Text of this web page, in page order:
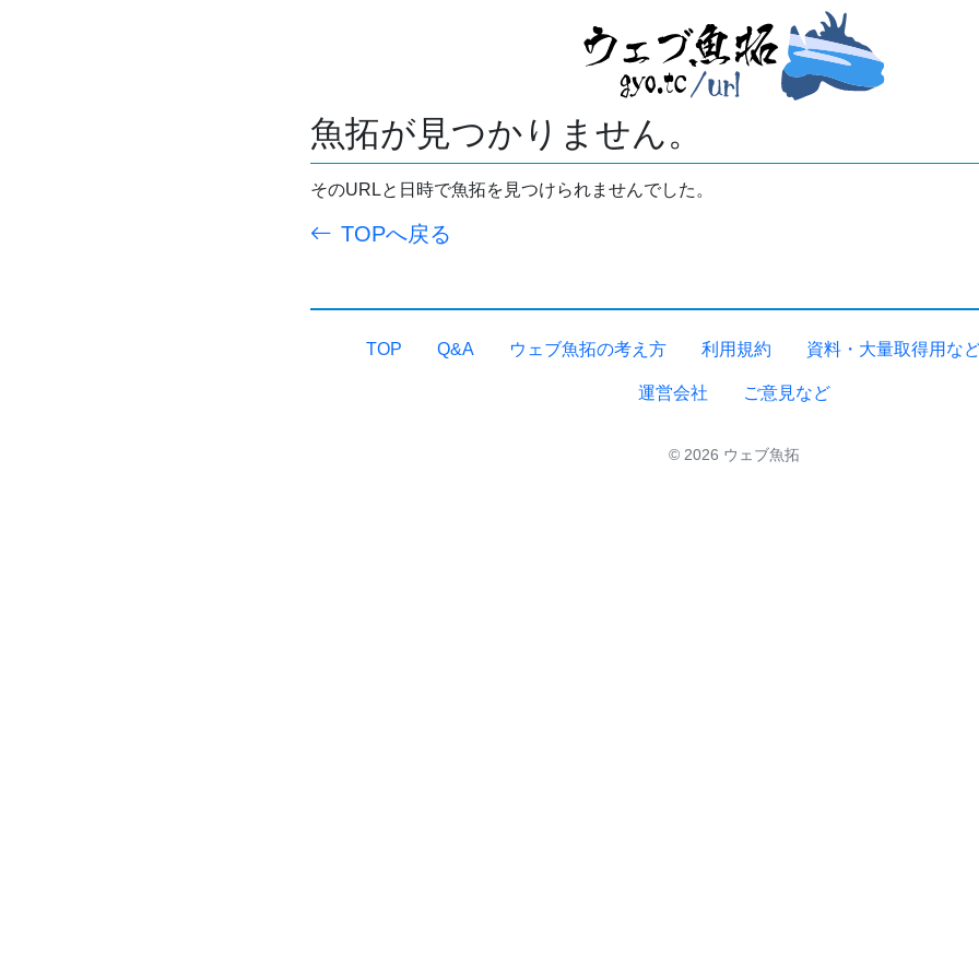
魚拓が見つかりません。
そのURLと日時で魚拓を見つけられませんでした。
TOPへ戻る
TOP Q&A ウェブ魚拓の考え方 利用規約 資料・大量取得用な
運営会社 ご意見など
© 2026 ウェブ魚拓